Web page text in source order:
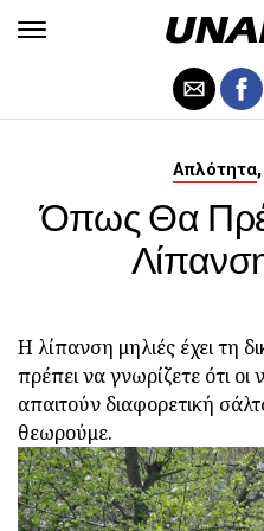
Απλότητα,
Όπως Θα
Η λίπανση μηλιές έχει τη
πρέπει να γνωρίζετε ότι οι
απαιτούν διαφορετική
θεωρούμε.